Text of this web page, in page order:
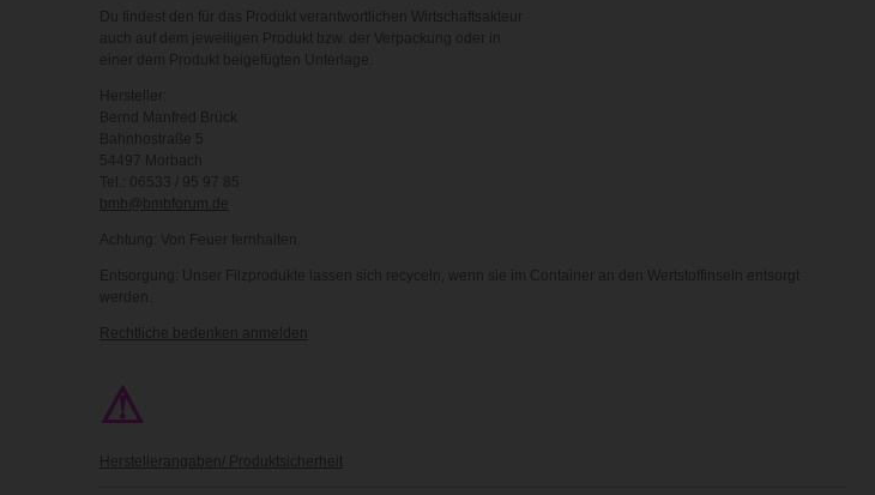
Du findest den für das Produkt verantwortlichen Wirtschaftsakteur
auch auf dem jeweiligen Produkt bzw. der Verpackung oder in
einer dem Produkt beigefügten Unterlage.
Hersteller:
Bernd Manfred Brück
Bahnhostraße 5
54497 Morbach
Tel.: 06533 / 95 97 85
bmb@bmbforum.de
Achtung: Von Feuer fernhalten.
Entsorgung: Unser Filzprodukte lassen sich recyceln, wenn sie im Container an den Wertstoffinseln entsorgt
werden.
Rechtliche bedenken anmelden
⚠
Herstellerangaben/ Produktsicherheit